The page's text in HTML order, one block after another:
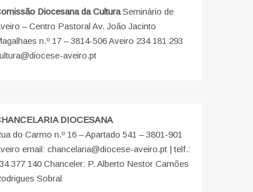
Diocesana da CulturaSeminário de
– Centro Pastoral Av. João Jacinto
n.º 17 – 3814-506 Aveiro 234 181 293
aveiro.pt
DIOCESANA
do Carmo n.º 16 – Apartado 541 – 3801-901
email: chancelaria@diocese-aveiro.pt | telf.:
377 140 Chanceler: P. Alberto Nestor Camões
Sobral